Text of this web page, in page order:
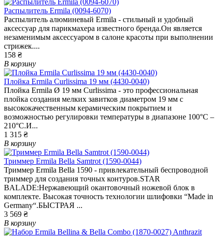
Распылитель Ermila (0094-6070)
Распылитель алюминевый Ermila - стильный и удобный
аксессуар для парикмахера известного бренда.Он является
незаменимым аксессуаром в салоне красоты при выполнении
стрижек....
158 ₴
В корзину
Плойка Ermila Curlissima 19 мм (4430-0040)
Плойка Ermila Ø 19 мм Curlissima - это профессиональная
плойка создания мелких завитков диаметром 19 мм с
высококачественным керамическим покрытием и
возможностью регулировки температуры в диапазоне 100°C –
210°C.И...
1 315 ₴
В корзину
Триммер Ermila Bella Samtrot (1590-0044)
Триммер Ermila Bella 1590 - привлекательный беспроводной
триммер для создания точных контуров.STAR
BALADE:Нержавеющий окантовочный ножевой блок в
комплекте. Высокая точность технологии шлифовки “Made in
Germany“.БЫСТРАЯ ...
3 569 ₴
В корзину